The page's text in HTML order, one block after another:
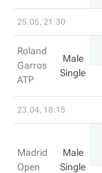
25.05, 21:30
Roland
Garros
ATP
Male
Single
23.04, 18:15
Madrid
Open
Male
Single